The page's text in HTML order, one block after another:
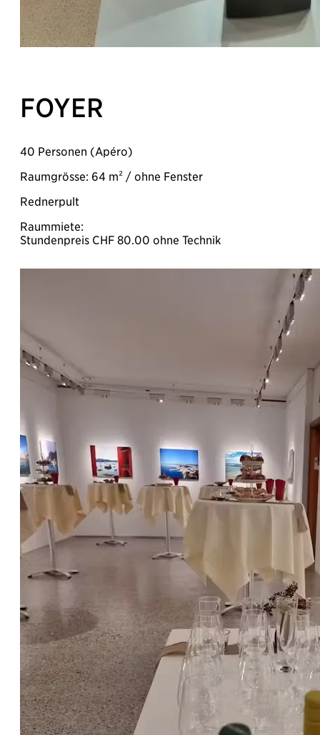
FOYER
40 Personen (Apéro)
Raumgrösse: 64 m² / ohne Fenster
Rednerpult
Raummiete:
Stundenpreis CHF 80.00 ohne Technik